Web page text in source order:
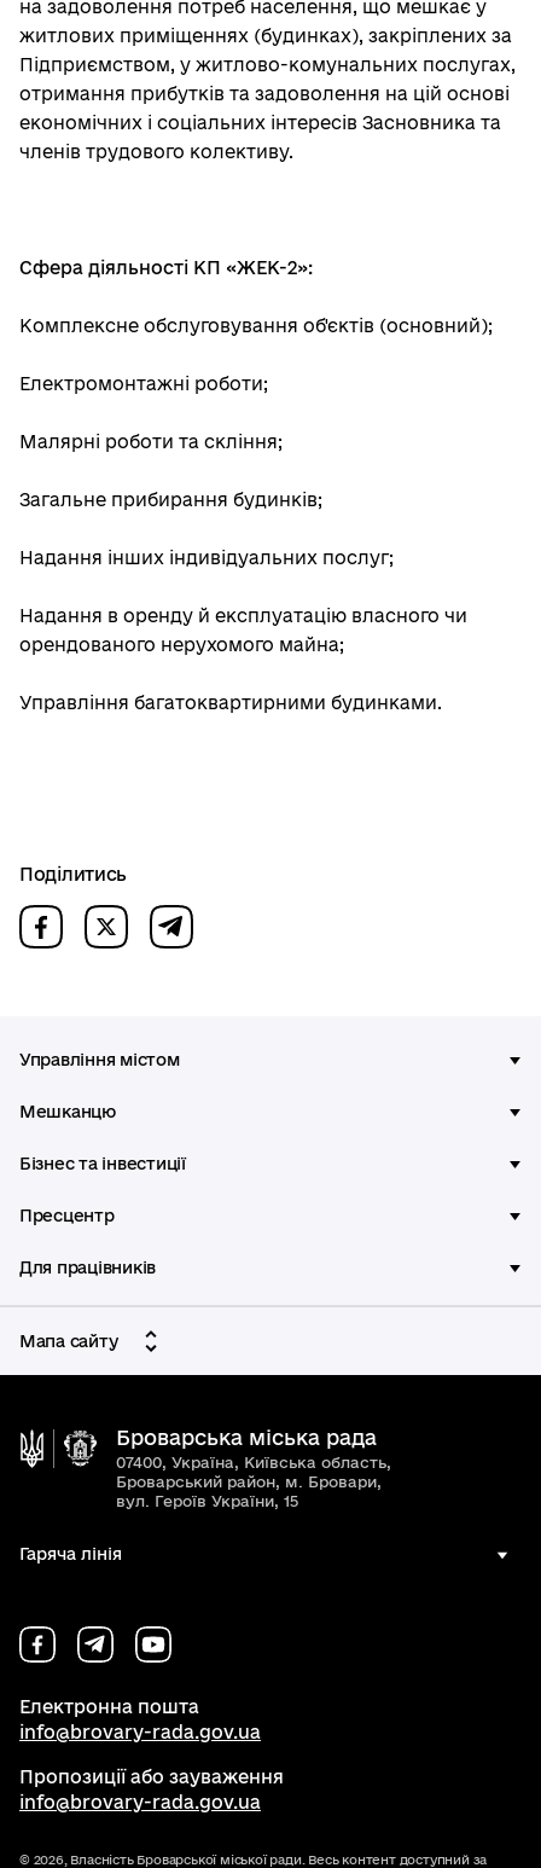
на задоволення потреб населення, що мешкає у
житлових приміщеннях (будинках), закріплених за
Підприємством, у житлово-комунальних послугах,
отримання прибутків та задоволення на цій основі
економічних і соціальних інтересів Засновника та
членів трудового колективу.
Сфера діяльності КП «ЖЕК-2»:
Комплексне обслуговування об'єктів (основний);
Електромонтажні роботи;
Малярні роботи та скління;
Загальне прибирання будинків;
Надання інших індивідуальних послуг;
Надання в оренду й експлуатацію власного чи
орендованого нерухомого майна;
Управління багатоквартирними будинками.
Поділитись
Управління містом
Мешканцю
Бізнес та інвестиції
Пресцентр
Для працівників
Мапа сайту
Броварська міська рада
07400, Україна, Київська область,
Броварський район, м. Бровари,
вул. Героїв України, 15
Гаряча лінія
Електронна пошта
info@brovary-rada.gov.ua
Пропозиції або зауваження
info@brovary-rada.gov.ua
© 2026, Власність Броварської міської ради. Весь контент доступний за